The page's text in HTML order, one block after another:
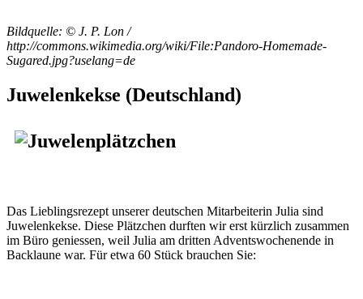
Bildquelle: © J. P. Lon /
http://commons.wikimedia.org/wiki/File:Pandoro-Homemade-
Sugared.jpg?uselang=de
Juwelenkekse (Deutschland)
Das Lieblingsrezept unserer deutschen Mitarbeiterin Julia sind
Juwelenkekse. Diese Plätzchen durften wir erst kürzlich zusammen
im Büro geniessen, weil Julia am dritten Adventswochenende in
Backlaune war. Für etwa 60 Stück brauchen Sie: